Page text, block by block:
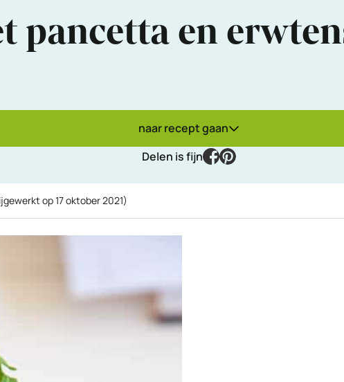
pancetta en
naar recept gaan
Delen is fijn
facebook
pinterest
op17 oktober 2021)